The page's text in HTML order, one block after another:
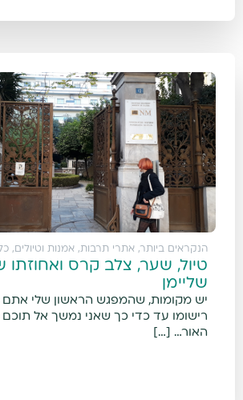
הנקראים ביותר, אתרי תרבות, אמנות וטיולים ,
טיול, שער, צלב קרס ואחוזתו
שליימן
יש מקומות, שהמפגש הראשון שלי אתם
רישומו עד כדי כך שאני נמשך אל
האור… […]